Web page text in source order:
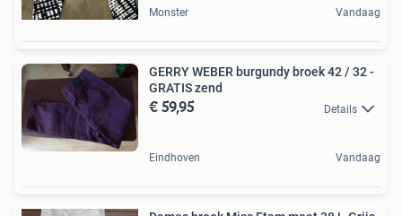
Monster Vandaag
GERRY WEBER burgundy broek 42 / 32 -
GRATIS zend
€ 59,95 Details
Eindhoven Vandaag